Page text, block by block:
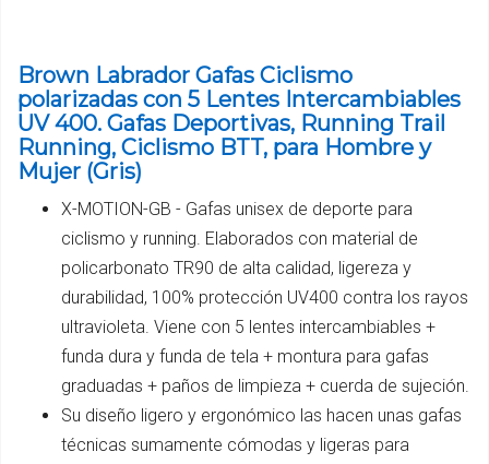
Brown Labrador Gafas Ciclismo
polarizadas con 5 Lentes Intercambiables
UV 400. Gafas Deportivas, Running Trail
Running, Ciclismo BTT, para Hombre y
Mujer (Gris)
X-MOTION-GB - Gafas unisex de deporte para
ciclismo y running. Elaborados con material de
policarbonato TR90 de alta calidad, ligereza y
durabilidad, 100% protección UV400 contra los rayos
ultravioleta. Viene con 5 lentes intercambiables +
funda dura y funda de tela + montura para gafas
graduadas + paños de limpieza + cuerda de sujeción.
Su diseño ligero y ergonómico las hacen unas gafas
técnicas sumamente cómodas y ligeras para